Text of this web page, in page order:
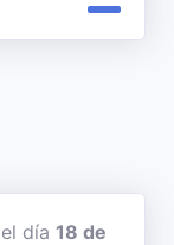
día 18 de